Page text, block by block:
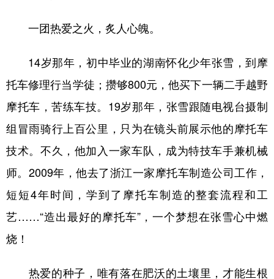
一团热爱之火，炙人心魄。
14岁那年，初中毕业的湖南怀化少年张雪，到摩
托车修理行当学徒；攒够800元，他买下一辆二手越野
摩托车，苦练车技。19岁那年，张雪跟随电视台摄制
组冒雨骑行上百公里，只为在镜头前展示他的摩托车
技术。不久，他加入一家车队，成为特技车手兼机械
师。2009年，他去了浙江一家摩托车制造公司工作，
短短4年时间，学到了摩托车制造的整套流程和工
艺……“造出最好的摩托车”，一个梦想在张雪心中燃
烧！
热爱的种子，唯有落在肥沃的土壤里，才能生根